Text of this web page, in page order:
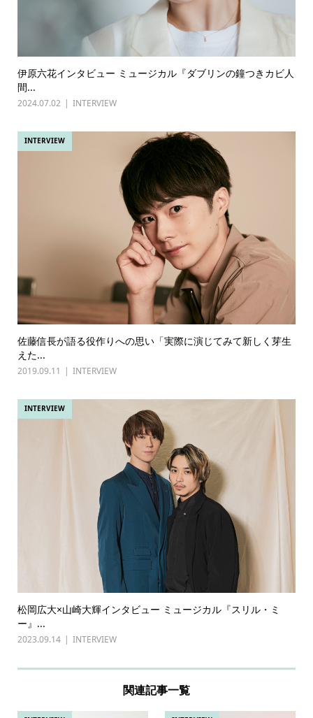
伊原六花インタビュー ミュージカル『ダブリンの鐘つきカビ人
間...
2024.07.02 INTERVIEW
INTERVIEW
佐藤信長が語る役作りへの思い「実際に演じてみて新しく芽生
えた...
2019.09.11 INTERVIEW
INTERVIEW
松岡広大×山崎大輝インタビュー ミュージカル『スリル・ミ
ー』...
2023.09.14 INTERVIEW
関連記事一覧